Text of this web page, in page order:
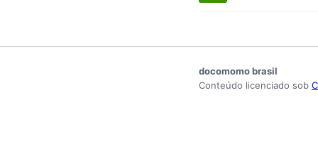
docomomo brasil
Conteúdo licenciado sob